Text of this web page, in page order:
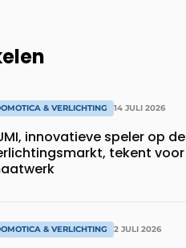
& VERLICHTING 14 JULI 2026
innovatieve speler op de
tekent voor
& VERLICHTING 2 JULI 2026